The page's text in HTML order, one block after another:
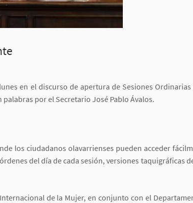
en el discurso de apertura de Sesiones
por el Secretario José Pablo Ávalos.
los ciudadanos olavarrienses pueden acceder
del día de cada sesión, versiones taquigráficas
de la Mujer, en conjunto con el